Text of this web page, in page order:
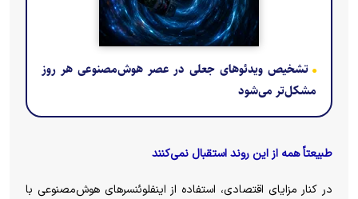
تشخیص ویدئو‌های جعلی در عصر هوش‌مصنوعی هر روز
مشکل‌تر می‌شود
طبیعتاً همه از این روند استقبال نمی‌کنند
در کنار مزایای اقتصادی، استفاده از اینفلوئنسر‌های هوش‌مصنوعی با